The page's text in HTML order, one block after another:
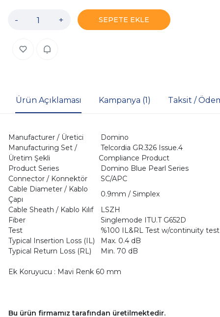
- + SEPETE EKLE
Ürün Açıklaması Kampanya (1) Taksit /
Manufacturer / Üretici
Domino
Manufacturing Set /
Üretim Şekli
Telcordia GR.326 Issue.4
Compliance Product
Product Series
Domino Blue Pearl Series
Connector / Konnektör
SC/APC
Cable Diameter / Kablo
Çapı
0.9mm / Simplex
Cable Sheath / Kablo Kılıf
LSZH
Fiber
Singlemode ITU.T G652D
Test
%100 IL&RL Test w/continuity test
Typical Insertion Loss (IL)
Max. 0.4 dB
Typical Return Loss (RL)
Min. 70 dB
Ek Koruyucu : Mavi Renk 60 mm
Bu ürün firmamız tarafından üretilmektedir.